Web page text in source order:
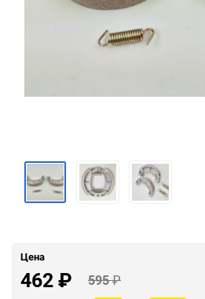
Цена
462₽ 595₽